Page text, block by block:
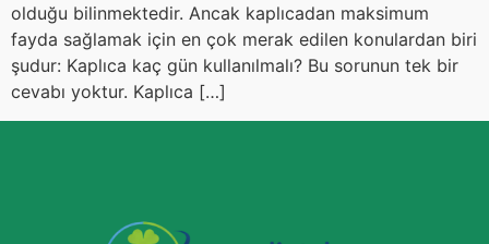
olduğu bilinmektedir. Ancak kaplıcadan maksimum
fayda sağlamak için en çok merak edilen konulardan biri
şudur: Kaplıca kaç gün kullanılmalı? Bu sorunun tek bir
cevabı yoktur. Kaplıca […]